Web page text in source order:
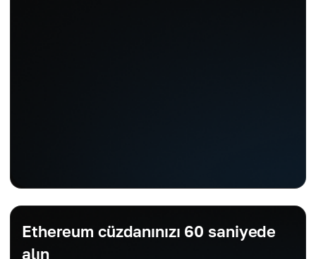
Ethereum cüzdanınızı 60 saniyede
alın